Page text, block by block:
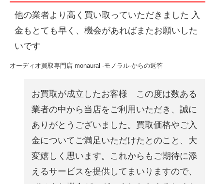
他の業者より高く買い取っていただきました 入
金もとても早く、機会があればまたお願いした
いです
オーディオ買取専門店 monaural -モノラル-からの返答
お買取が成立したお客様 この度は数ある
業者の中から当店をご利用いただき、誠に
ありがとうございました。買取価格やご入
金についてご満足いただけたとのこと、大
変嬉しく思います。これからもご期待に添
えるサービスを提供してまいりますので、